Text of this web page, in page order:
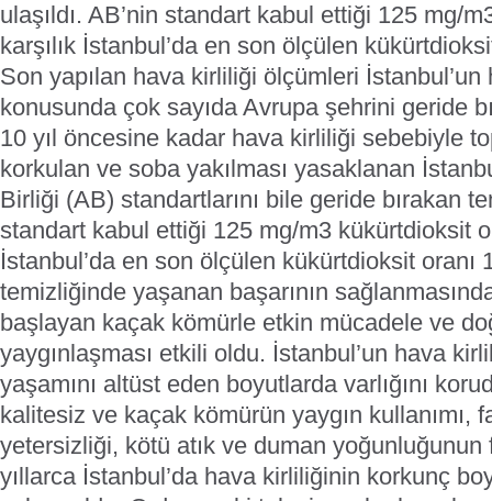
ulaşıldı. AB’nin standart kabul ettiği 125 mg/
karşılık İstanbul’da en son ölçülen
Son yapılan hava kirliliği ölçümleri
konusunda çok sayıda Avrupa şehrini geride
10 yıl öncesine kadar hava kirliliği sebebiyle
korkulan ve soba yakılması yasaklanan
Birliği (AB) standartlarını bile geride bırakan
standart kabul ettiği 125 mg/m3 kükürtdioksit
İstanbul’da en son ölçülen kükürtdioksit oranı
temizliğinde yaşanan başarının
başlayan kaçak kömürle etkin mücadele ve
yaygınlaşması etkili oldu. İstanbul’un hava
yaşamını altüst eden boyutlarda varlığını
kalitesiz ve kaçak kömürün yaygın kullanımı,
yetersizliği, kötü atık ve duman yoğunluğunun
yıllarca İstanbul’da hava kirliliğinin korkunç